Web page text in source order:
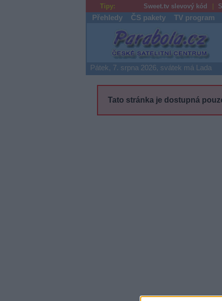
Tipy: Sweet.tv slevový kód
Přehledy ČS pakety TV program
Parabola.cz
Pátek, 7. srpna 2026, svátek má Lada
Tato stránka je dostupná